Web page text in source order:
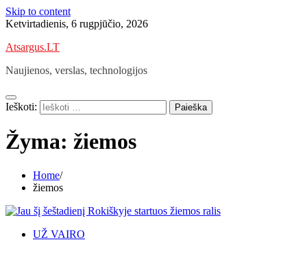
Skip to content
Ketvirtadienis, 6 rugpjūčio, 2026
Atsargus.LT
Naujienos, verslas, technologijos
Ieškoti:
Žyma: žiemos
Home
žiemos
UŽ VAIRO